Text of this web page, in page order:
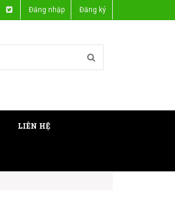
Đăng nhập Đăng ký
LIÊN HỆ